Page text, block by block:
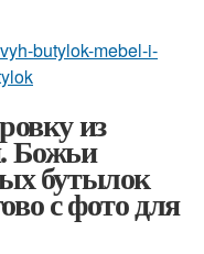
butylok-mebel-i-
из
Божьи
бутылок
с фото для